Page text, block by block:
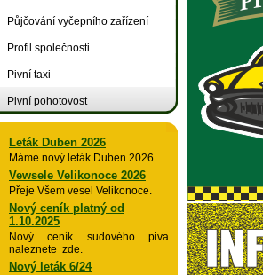
Půjčování vyčepního zařízení
Profil společnosti
Pivní taxi
Pivní pohotovost
Leták Duben 2026
Máme nový leták Duben 2026
Vewsele Velikonoce 2026
Přeje Všem vesel Velikonoce.
Nový ceník platný od
1.10.2025
Nový ceník sudového piva
naleznete zde.
Nový leták 6/24